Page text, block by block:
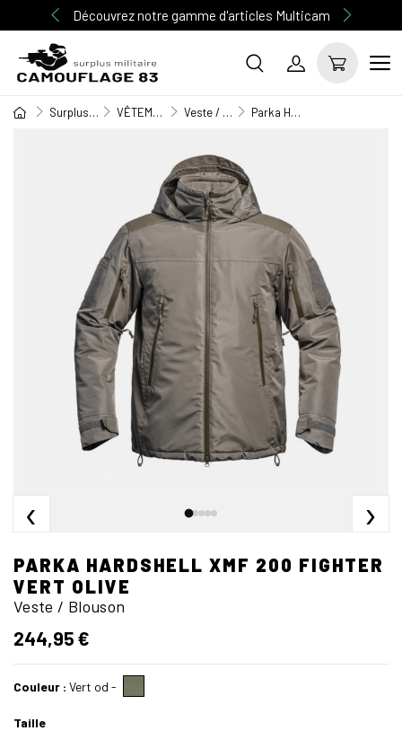
Découvrez notre gamme d'articles Multicam
Surplus Militaire VÊTEMENT MILITAIRE Veste / Blouson Parka Hardshell XMF 200 Fighter vert olive
‹ ›
PARKA HARDSHELL XMF 200 FIGHTER
VERT OLIVE
Veste / Blouson
244,95 €
Couleur : Vert od -
Taille